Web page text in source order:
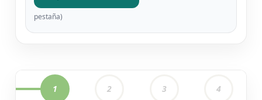
pestaña)